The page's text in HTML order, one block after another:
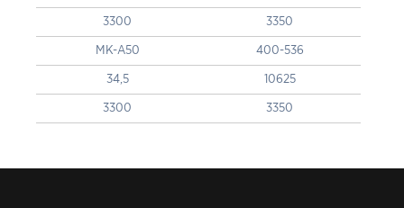
3300 3350
MK-A50 400-536
34,5 10625
3300 3350